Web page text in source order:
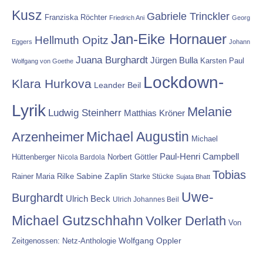
Kusz Franziska Röchter Friedrich Ani Gabriele Trinckler Georg
Eggers Hellmuth Opitz Jan-Eike Hornauer Johann
Wolfgang von Goethe Juana Burghardt Jürgen Bulla Karsten Paul
Klara Hurkova Leander Beil Lockdown-
Lyrik Ludwig Steinherr Matthias Kröner Melanie
Arzenheimer Michael Augustin Michael
Hüttenberger Nicola Bardola Norbert Göttler Paul-Henri Campbell
Rainer Maria Rilke Sabine Zaplin Starke Stücke Sujata Bhatt Tobias
Burghardt Ulrich Beck Ulrich Johannes Beil
Uwe-
Michael Gutzschhahn Volker Derlath Von
Zeitgenossen: Netz-Anthologie Wolfgang Oppler